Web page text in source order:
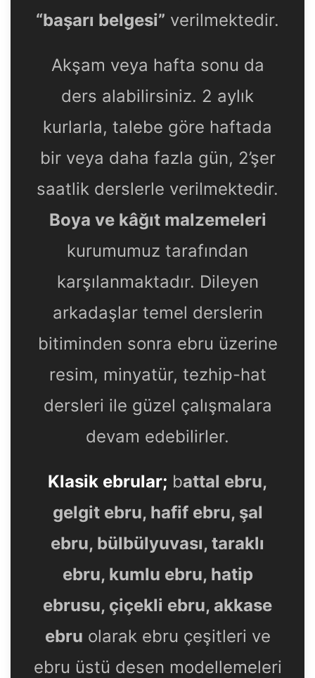
“başarı belgesi” verilmektedir.
Akşam veya hafta sonu da
ders alabilirsiniz. 2 aylık
kurlarla, talebe göre haftada
bir veya daha fazla gün, 2’şer
saatlik derslerle verilmektedir.
Boya ve kâğıt malzemeleri
kurumumuz tarafından
karşılanmaktadır. Dileyen
arkadaşlar temel derslerin
bitiminden sonra ebru üzerine
resim, minyatür, tezhip-hat
dersleri ile güzel çalışmalara
devam edebilirler.
Klasik ebrular; battal ebru,
gelgit ebru, hafif ebru, şal
ebru, bülbülyuvası, taraklı
ebru, kumlu ebru, hatip
ebrusu, çiçekli ebru, akkase
ebru olarak ebru çeşitleri ve
ebru üstü desen modellemeleri